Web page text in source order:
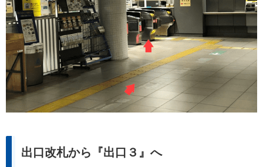
出口改札から『出口３』へ